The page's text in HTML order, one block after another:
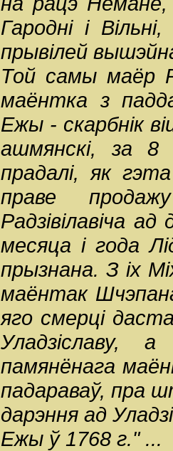
Гародні і
прывілей
Той самы маёр
маёнтка з
Ежы - скарбнік
ашмянскі, за 8
прадалі, як
праве
Радзівілавіча
месяца і года
прызнана. З іх
маёнтак
яго смерці
Уладзіславу,
памянёнага
падараваў, пра
дарэння ад
Ежы ў 1768 г." ...